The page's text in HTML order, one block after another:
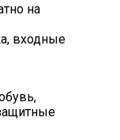
на
входные